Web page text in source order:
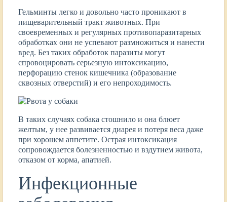
Гельминты легко и довольно часто проникают в
пищеварительный тракт животных. При
своевременных и регулярных противопаразитарных
обработках они не успевают размножиться и нанести
вред. Без таких обработок паразиты могут
спровоцировать серьезную интоксикацию,
перфорацию стенок кишечника (образование
сквозных отверстий) и его непроходимость.
В таких случаях собака стошнило и она блюет
желтым, у нее развивается диарея и потеря веса даже
при хорошем аппетите. Острая интоксикация
сопровождается болезненностью и вздутием живота,
отказом от корма, апатией.
Инфекционные